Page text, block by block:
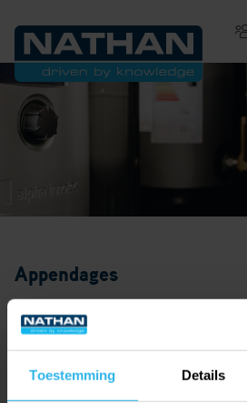
Toestemming Details
Appendages